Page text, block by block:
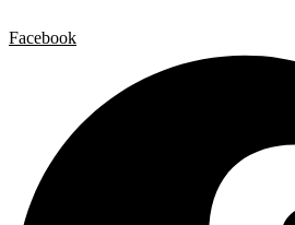
Facebook